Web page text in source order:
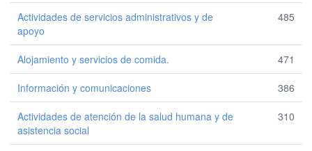
Actividades de servicios administrativos y de
apoyo
485
Alojamiento y servicios de comida. 471
Información y comunicaciones 386
Actividades de atención de la salud humana y de
asistencia social
310